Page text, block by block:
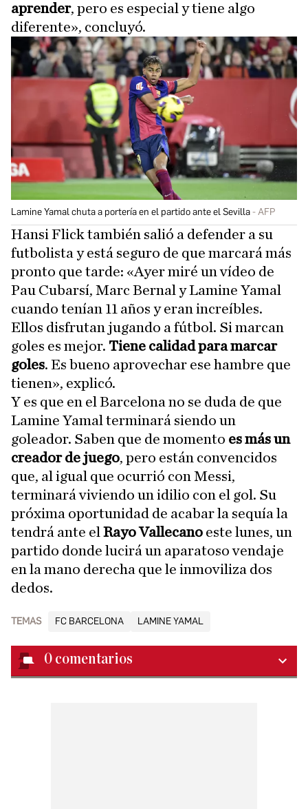
aprender, pero es especial y tiene algo
diferente», concluyó.
Lamine Yamal chuta a portería en el partido ante el Sevilla AFP
Hansi Flick también salió a defender a su
futbolista y está seguro de que marcará más
pronto que tarde: «Ayer miré un vídeo de
Pau Cubarsí, Marc Bernal y Lamine Yamal
cuando tenían 11 años y eran increíbles.
Ellos disfrutan jugando a fútbol. Si marcan
goles es mejor. Tiene calidad para marcar
goles. Es bueno aprovechar ese hambre que
tienen», explicó.
Y es que en el Barcelona no se duda de que
Lamine Yamal terminará siendo un
goleador. Saben que de momento es más un
creador de juego, pero están convencidos
que, al igual que ocurrió con Messi,
terminará viviendo un idilio con el gol. Su
próxima oportunidad de acabar la sequía la
tendrá ante el Rayo Vallecano este lunes, un
partido donde lucirá un aparatoso vendaje
en la mano derecha que le inmoviliza dos
dedos.
TEMAS FC BARCELONA LAMINE YAMAL
0 comentarios